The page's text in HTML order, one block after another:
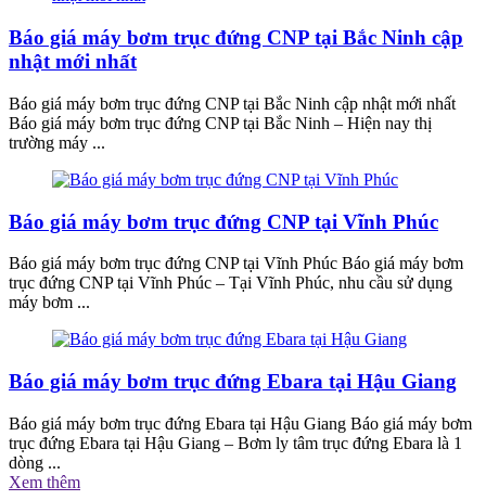
Báo giá máy bơm trục đứng CNP tại Bắc Ninh cập
nhật mới nhất
Báo giá máy bơm trục đứng CNP tại Bắc Ninh cập nhật mới nhất
Báo giá máy bơm trục đứng CNP tại Bắc Ninh – Hiện nay thị
trường máy ...
Báo giá máy bơm trục đứng CNP tại Vĩnh Phúc
Báo giá máy bơm trục đứng CNP tại Vĩnh Phúc Báo giá máy bơm
trục đứng CNP tại Vĩnh Phúc – Tại Vĩnh Phúc, nhu cầu sử dụng
máy bơm ...
Báo giá máy bơm trục đứng Ebara tại Hậu Giang
Báo giá máy bơm trục đứng Ebara tại Hậu Giang Báo giá máy bơm
trục đứng Ebara tại Hậu Giang – Bơm ly tâm trục đứng Ebara là 1
dòng ...
Xem thêm